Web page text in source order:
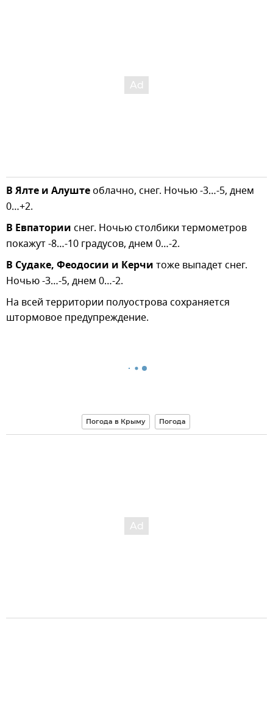
В Ялте и Алуште облачно, снег. Ночью -3…-5, днем
0…+2.
В Евпатории снег. Ночью столбики термометров
покажут -8…-10 градусов, днем 0…-2.
В Судаке, Феодосии и Керчи тоже выпадет снег.
Ночью -3…-5, днем 0…-2.
На всей территории полуострова сохраняется
штормовое предупреждение.
Погода в Крыму Погода